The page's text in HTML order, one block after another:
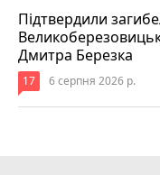
Підтвердили
Дмитра Березка
17 6 серпня 2026 р.